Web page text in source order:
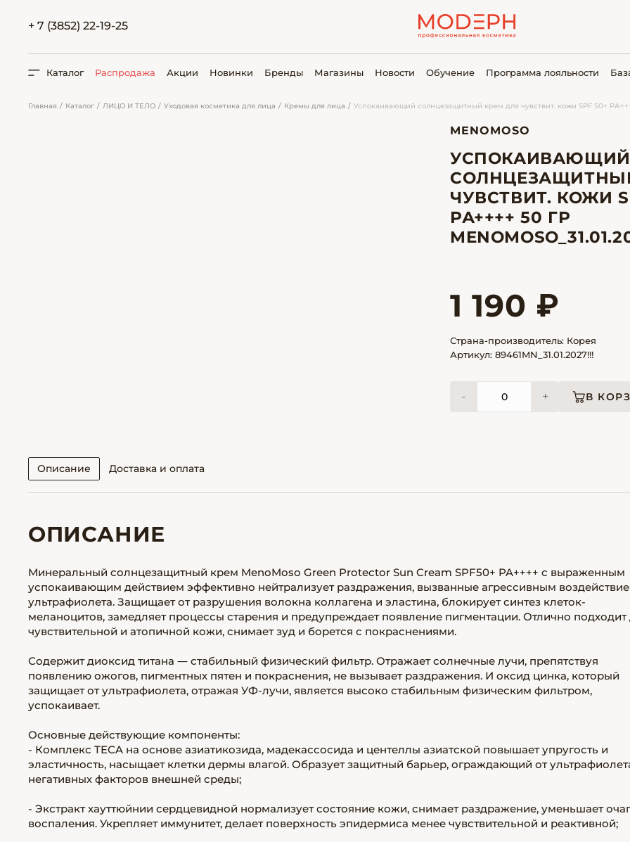
+ 7 (3852) 22-19-25
Каталог Распродажа Акции Новинки Бренды Магазины Новости Обучение Программа лояльности
Главная Каталог ЛИЦО И ТЕЛО Уходовая косметика для лица Кремы для лица Успокаивающий солнцезащитный крем для чувствит. кожи SPF 50+
MENOMOSO
УСПОКАИВАЮЩИЙ
ЧУВСТВИТ. КОЖИ
РА++++ 50 ГР
1 190 ₽
Страна-производитель: Корея
Артикул: 89461MN_31.01.2027!!!
- + В
Описание Доставка и оплата
ОПИСАНИЕ
Минеральный солнцезащитный крем MenoMoso Green Protector Sun Cream SPF50+ PA++++ с выраженным
успокаивающим действием эффективно нейтрализует раздражения, вызванные агрессивным
ультрафиолета. Защищает от разрушения волокна коллагена и эластина, блокирует синтез клеток-
меланоцитов, замедляет процессы старения и предупреждает появление пигментации. Отлично подходит
чувствительной и атопичной кожи, снимает зуд и борется с покраснениями.
Содержит диоксид титана — стабильный физический фильтр. Отражает солнечные лучи, препятствуя
появлению ожогов, пигментных пятен и покраснения, не вызывает раздражения. И оксид цинка, который
защищает от ультрафиолета, отражая УФ-лучи, является высоко стабильным физическим фильтром,
успокаивает.
Основные действующие компоненты:
- Комплекс TECA на основе азиатикозида, мадекассосида и центеллы азиатской повышает упругость и
эластичность, насыщает клетки дермы влагой. Образует защитный барьер, ограждающий от
негативных факторов внешней среды;
- Экстракт хауттюйнии сердцевидной нормализует состояние кожи, снимает раздражение, уменьшает
воспаления. Укрепляет иммунитет, делает поверхность эпидермиса менее чувствительной и реактивной;